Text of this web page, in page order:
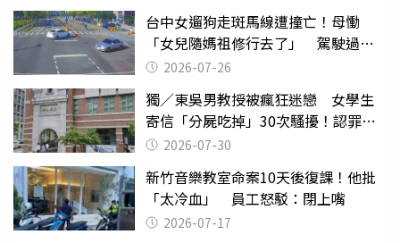
台中女遛狗走斑馬線遭撞亡！母慟
「女兒隨媽祖修行去了」 駕駛過失
致死判9月
2026-07-26
獨／東吳男教授被瘋狂迷戀 女學生
寄信「分屍吃掉」30次騷擾！認罪免
關 2026-07-30
新竹音樂教室命案10天後復課！他批
「太冷血」 員工怒駁：閉上嘴
2026-07-17